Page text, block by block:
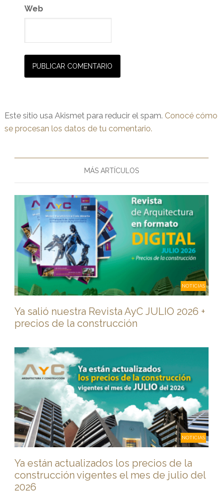
Web
Este sitio usa Akismet para reducir el spam. Conocé cómo
se procesan los datos de tu comentario.
MÁS ARTÍCULOS
NOTICIAS
Ya salió nuestra Revista AyC JULIO 2026 +
precios de la construcción
NOTICIAS
Ya están actualizados los precios de la
construcción vigentes el mes de julio del
2026